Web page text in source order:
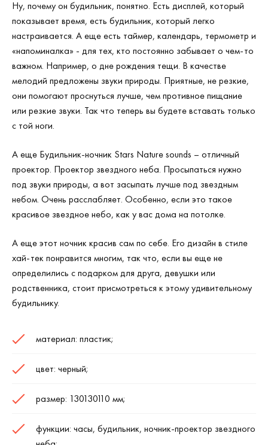
Ну, почему он будильник, понятно. Есть дисплей, который
показывает время, есть будильник, который легко
настраивается. А еще есть таймер, календарь, термометр и
«напоминалка» - для тех, кто постоянно забывает о чем-то
важном. Например, о дне рождения тещи. В качестве
мелодий предложены звуки природы. Приятные, не резкие,
они помогают проснуться лучше, чем противное пищание
или резкие звуки. Так что теперь вы будете вставать только
с той ноги.
А еще Будильник-ночник Stars Nature sounds – отличный
проектор. Проектор звездного неба. Просыпаться нужно
под звуки природы, а вот засыпать лучше под звездным
небом. Очень расслабляет. Особенно, если это такое
красивое звездное небо, как у вас дома на потолке.
А еще этот ночник красив сам по себе. Его дизайн в стиле
хай-тек понравится многим, так что, если вы еще не
определились с подарком для друга, девушки или
родственника, стоит присмотреться к этому удивительному
будильнику.
материал: пластик;
цвет: черный;
размер: 130130110 мм;
функции: часы, будильник, ночник-проектор звездного